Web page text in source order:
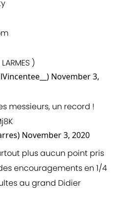
)
November 3,
messieurs, un record !
November 3, 2020
plus aucun point pris
encouragements en 1/4
au grand Didier